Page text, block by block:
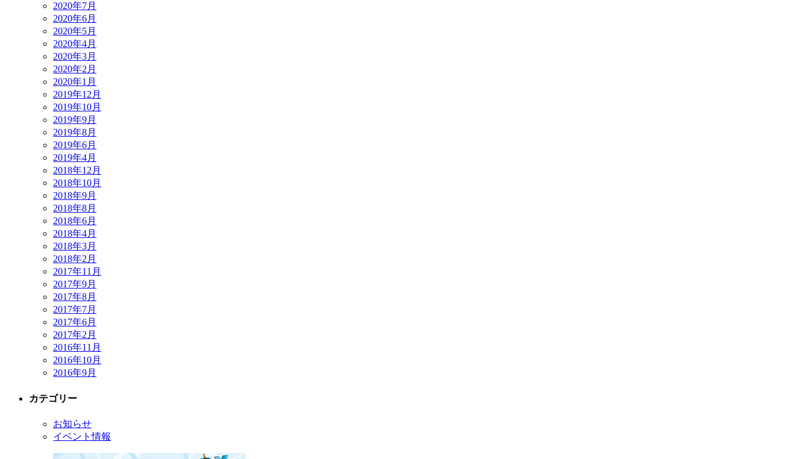
2020年7月
2020年6月
2020年5月
2020年4月
2020年3月
2020年2月
2020年1月
2019年12月
2019年10月
2019年9月
2019年8月
2019年6月
2019年4月
2018年12月
2018年10月
2018年9月
2018年8月
2018年6月
2018年4月
2018年3月
2018年2月
2017年11月
2017年9月
2017年8月
2017年7月
2017年6月
2017年2月
2016年11月
2016年10月
2016年9月
カテゴリー
お知らせ
イベント情報